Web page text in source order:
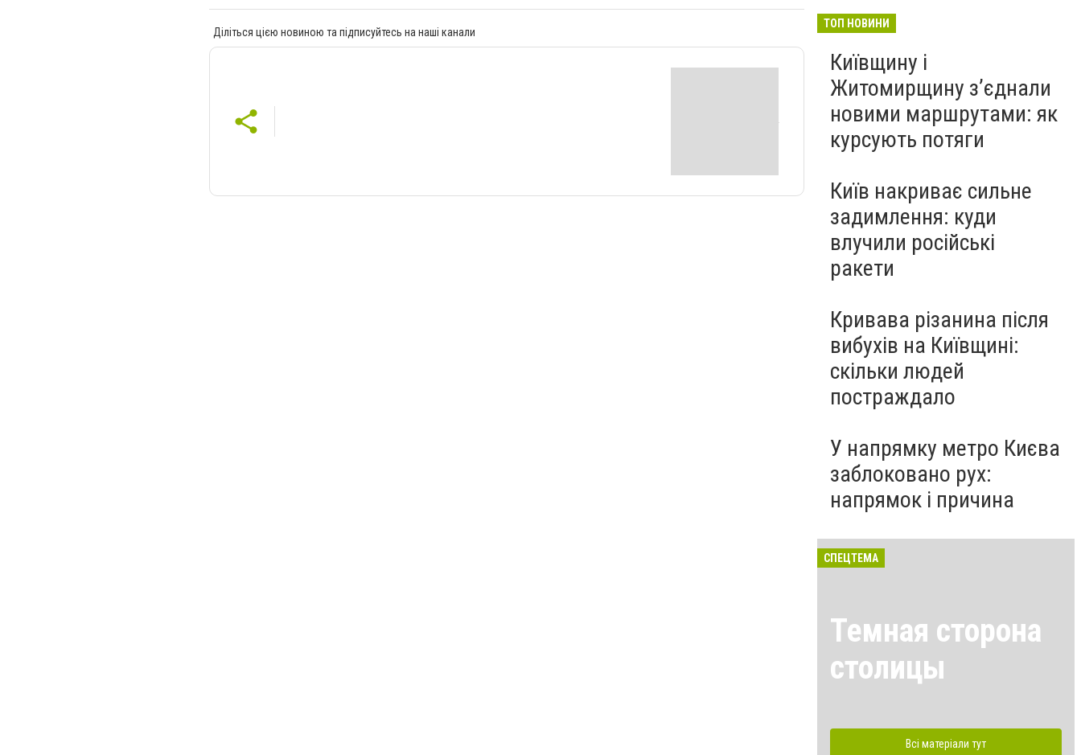
Діліться цією новиною та підписуйтесь на наші канали
ТОП НОВИНИ
Київщину і
Житомирщину з’єднали
новими маршрутами: як
курсують потяги
Київ накриває сильне
задимлення: куди
влучили російські
ракети
Кривава різанина після
вибухів на Київщині:
скільки людей
постраждало
У напрямку метро Києва
заблоковано рух:
напрямок і причина
СПЕЦТЕМА
Темная сторона
столицы
Всі матеріали тут